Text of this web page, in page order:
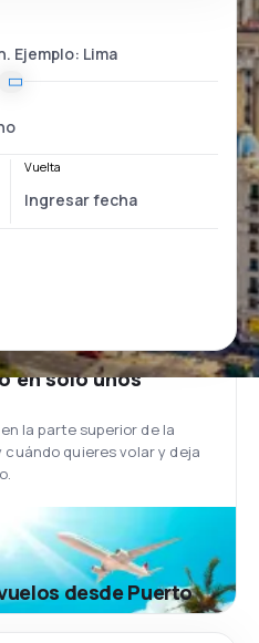
Vuelta
en solo unos
la parte superior de la
quieres volar y deja
desde Puerto